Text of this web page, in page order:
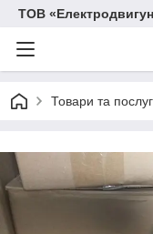
ТОВ
Товари та